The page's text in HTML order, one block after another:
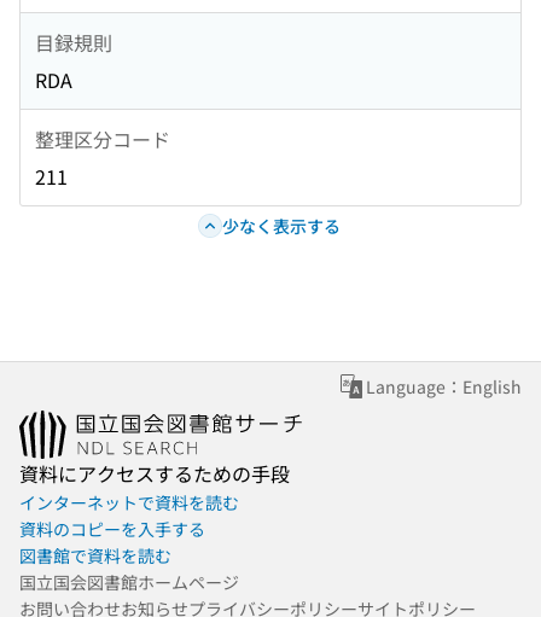
目録規則
RDA
整理区分コード
211
少なく表示する
Language：English
資料にアクセスするための手段
インターネットで資料を読む
資料のコピーを入手する
図書館で資料を読む
国立国会図書館ホームページ
お問い合わせお知らせプライバシーポリシーサイトポリシー